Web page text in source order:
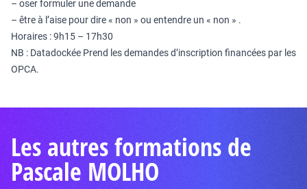
– oser formuler une demande
– être à l’aise pour dire « non » ou entendre un « non » .
Horaires : 9h15 – 17h30
NB : Datadockée Prend les demandes d’inscription financées par les
OPCA.
Les autres formations de
Pascale MOLHO